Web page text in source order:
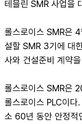
테믈린 SMR 사업을
롤스로이스 SMR은
설할 SMR 3기에 대
사와 건설준비 계약
롤스로이스 SMR은
롤스로이스 PLC이
소 60년 동안 안정적